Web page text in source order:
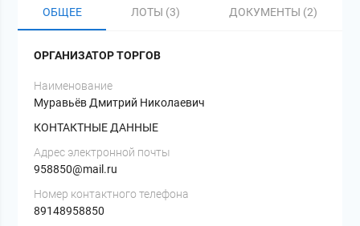
ОБЩЕЕ ЛОТЫ (3) ДОКУМЕНТЫ (2)
ОРГАНИЗАТОР ТОРГОВ
Наименование
Муравьёв Дмитрий Николаевич
КОНТАКТНЫЕ ДАННЫЕ
Адрес электронной почты
958850@mail.ru
Номер контактного телефона
89148958850